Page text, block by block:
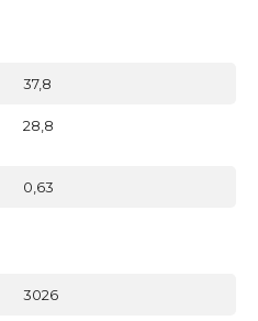
37,8
28,8
0,63
3026